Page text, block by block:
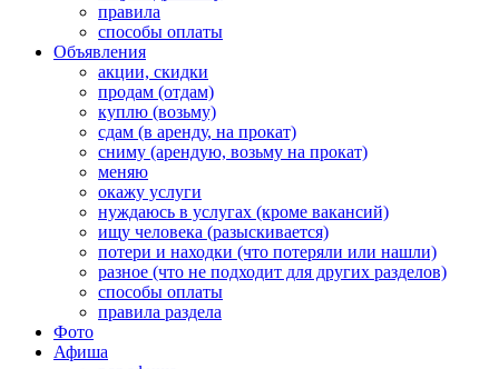
правила
способы оплаты
Объявления
акции, скидки
продам (отдам)
куплю (возьму)
сдам (в аренду, на прокат)
сниму (арендую, возьму на прокат)
меняю
окажу услуги
нуждаюсь в услугах (кроме вакансий)
ищу человека (разыскивается)
потери и находки (что потеряли или нашли)
разное (что не подходит для других разделов)
способы оплаты
правила раздела
Фото
Афиша